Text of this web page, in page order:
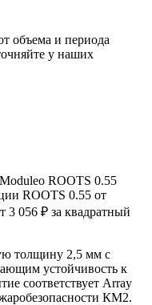
объема и периода
у наших
ROOTS 0.55
ROOTS 0.55 от
3 056 ₽ за квадратный
толщину 2,5 мм с
устойчивость к
соответствует Array
КМ2.